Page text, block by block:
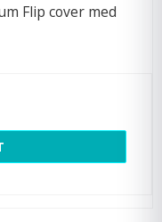
Flip cover med